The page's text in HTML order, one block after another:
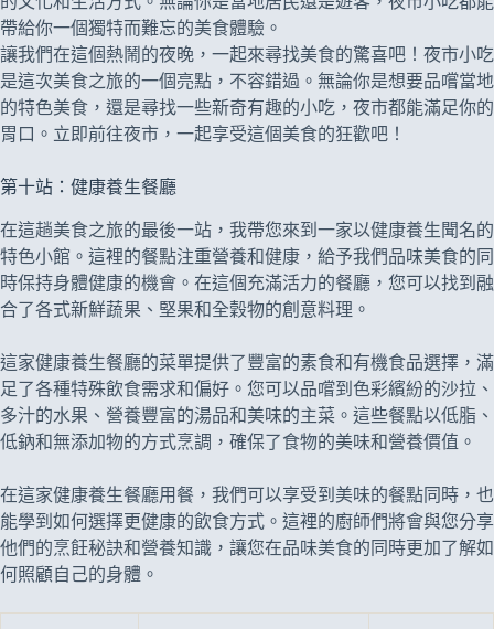
帶給你一個獨特而難忘的美食體驗。
讓我們在這個熱鬧的夜晚，一起來尋找美食的驚喜吧！夜市小吃
是這次美食之旅的一個亮點，不容錯過。無論你是想要品嚐當地
的特色美食，還是尋找一些新奇有趣的小吃，夜市都能滿足你的
胃口。立即前往夜市，一起享受這個美食的狂歡吧！
第十站：健康養生餐廳
在這趟美食之旅的最後一站，我帶您來到一家以健康養生聞名的
特色小館。這裡的餐點注重營養和健康，給予我們品味美食的同
時保持身體健康的機會。在這個充滿活力的餐廳，您可以找到融
合了各式新鮮蔬果、堅果和全穀物的創意料理。
這家健康養生餐廳的菜單提供了豐富的素食和有機食品選擇，滿
足了各種特殊飲食需求和偏好。您可以品嚐到色彩繽紛的沙拉、
多汁的水果、營養豐富的湯品和美味的主菜。這些餐點以低脂、
低鈉和無添加物的方式烹調，確保了食物的美味和營養價值。
在這家健康養生餐廳用餐，我們可以享受到美味的餐點同時，也
能學到如何選擇更健康的飲食方式。這裡的廚師們將會與您分享
他們的烹飪秘訣和營養知識，讓您在品味美食的同時更加了解如
何照顧自己的身體。